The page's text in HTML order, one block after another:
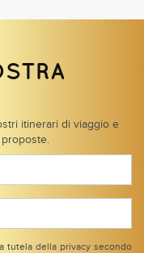
itinerari di viaggio e
a tutela della privacy secondo